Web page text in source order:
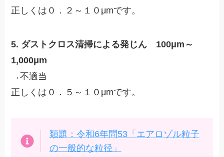
正しくは０．２～１０μmです。
5. ダストクロス清掃による発じん 100μm～
1,000μm
→不適当
正しくは０．５～１０μmです。
類題：令和6年問53「エアロゾル粒子
の一般的な粒径」